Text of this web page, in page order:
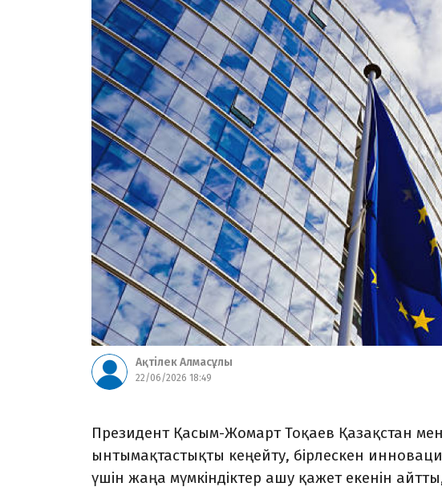
Ақтілек Алмасұлы
22/06/2026 18:49
Президент Қасым-Жомарт Тоқаев Қазақстан
ынтымақтастықты кеңейту, бірлескен
үшін жаңа мүмкіндіктер ашу қажет екенін айтты